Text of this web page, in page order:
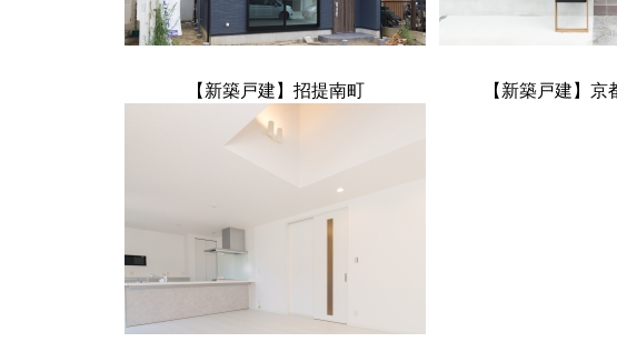
【新築戸建】招提南町 【新築戸建】